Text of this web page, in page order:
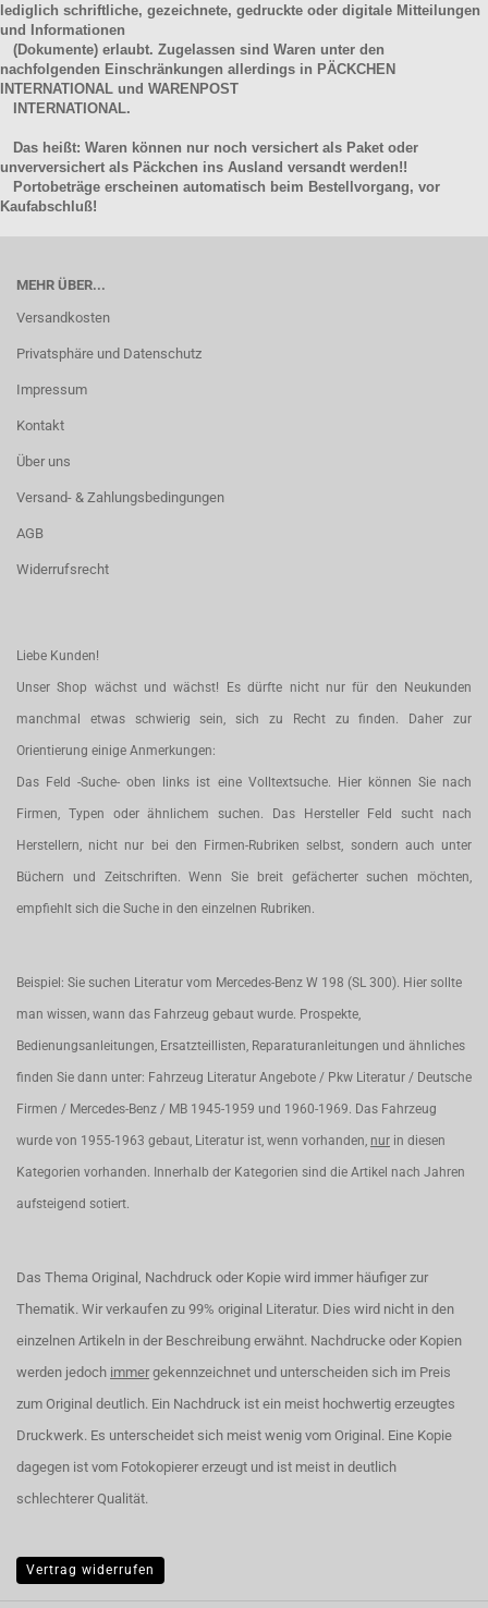
lediglich schriftliche, gezeichnete, gedruckte oder digitale Mitteilungen
und Informationen
(Dokumente) erlaubt. Zugelassen sind Waren unter den
nachfolgenden Einschränkungen allerdings in PÄCKCHEN
INTERNATIONAL und WARENPOST
INTERNATIONAL.
Das heißt: Waren können nur noch versichert als Paket oder
unverversichert als Päckchen ins Ausland versandt werden!!
Portobeträge erscheinen automatisch beim Bestellvorgang, vor
Kaufabschluß!
MEHR ÜBER...
Versandkosten
Privatsphäre und Datenschutz
Impressum
Kontakt
Über uns
Versand- & Zahlungsbedingungen
AGB
Widerrufsrecht
Liebe Kunden!
Unser Shop wächst und wächst! Es dürfte nicht nur für den Neukunden
manchmal etwas schwierig sein, sich zu Recht zu finden. Daher zur
Orientierung einige Anmerkungen:
Das Feld -Suche- oben links ist eine Volltextsuche. Hier können Sie nach
Firmen, Typen oder ähnlichem suchen. Das Hersteller Feld sucht nach
Herstellern, nicht nur bei den Firmen-Rubriken selbst, sondern auch unter
Büchern und Zeitschriften. Wenn Sie breit gefächerter suchen möchten,
empfiehlt sich die Suche in den einzelnen Rubriken.
Beispiel: Sie suchen Literatur vom Mercedes-Benz W 198 (SL 300). Hier sollte
man wissen, wann das Fahrzeug gebaut wurde. Prospekte,
Bedienungsanleitungen, Ersatzteillisten, Reparaturanleitungen und ähnliches
finden Sie dann unter: Fahrzeug Literatur Angebote / Pkw Literatur / Deutsche
Firmen / Mercedes-Benz / MB 1945-1959 und 1960-1969. Das Fahrzeug
wurde von 1955-1963 gebaut, Literatur ist, wenn vorhanden, nur in diesen
Kategorien vorhanden. Innerhalb der Kategorien sind die Artikel nach Jahren
aufsteigend sotiert.
Das Thema Original, Nachdruck oder Kopie wird immer häufiger zur
Thematik. Wir verkaufen zu 99% original Literatur. Dies wird nicht in den
einzelnen Artikeln in der Beschreibung erwähnt. Nachdrucke oder Kopien
werden jedoch immer gekennzeichnet und unterscheiden sich im Preis
zum Original deutlich. Ein Nachdruck ist ein meist hochwertig erzeugtes
Druckwerk. Es unterscheidet sich meist wenig vom Original. Eine Kopie
dagegen ist vom Fotokopierer erzeugt und ist meist in deutlich
schlechterer Qualität.
Vertrag widerrufen